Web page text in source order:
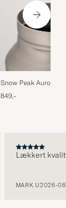
Snow Peak Aurora
Titanium
849,-
Lækkert
MARK U2026-